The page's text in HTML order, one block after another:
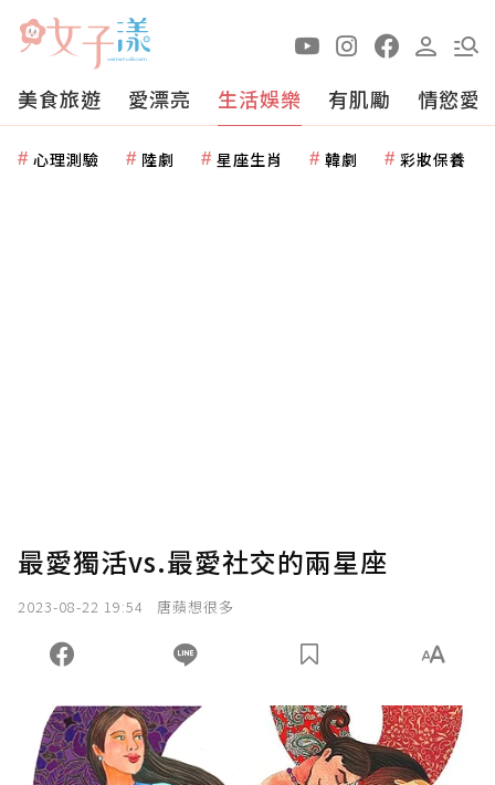
美食旅遊 愛漂亮 生活娛樂 有肌勵 情慾愛
心理測驗 陸劇 星座生肖 韓劇 彩妝保養
最愛獨活vs.最愛社交的兩星座
2023-08-22 19:54 唐蘋想很多